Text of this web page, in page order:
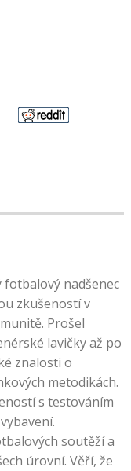
nadšenec
zkušeností v
Prošel
lavičky až po
znalosti o
metodikách.
s testováním
soutěží a
úrovní. Věří, že